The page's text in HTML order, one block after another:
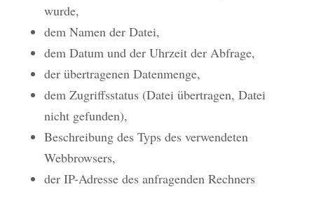
wurde,
dem Namen der Datei,
dem Datum und der Uhrzeit der Abfrage,
der übertragenen Datenmenge,
dem Zugriffsstatus (Datei übertragen, Datei
nicht gefunden),
Beschreibung des Typs des verwendeten
Webbrowsers,
der IP-Adresse des anfragenden Rechners